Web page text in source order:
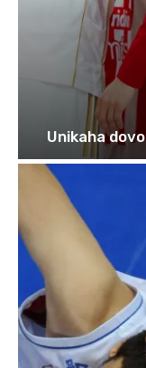
Unikaha